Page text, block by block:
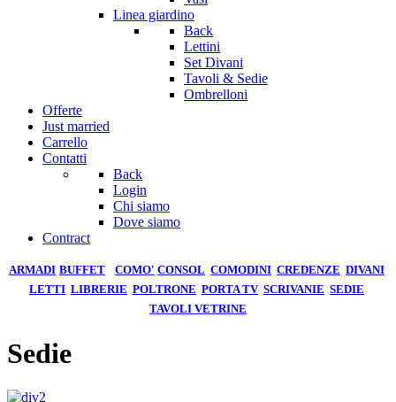
Linea giardino
Back
Lettini
Set Divani
Tavoli & Sedie
Ombrelloni
Offerte
Just married
Carrello
Contatti
Back
Login
Chi siamo
Dove siamo
Contract
ARMADI BUFFET COMO' CONSOL COMODINI CREDENZE DIVANI
LETTI LIBRERIE POLTRONE PORTA TV SCRIVANIE SEDIE
TAVOLI VETRINE
Sedie